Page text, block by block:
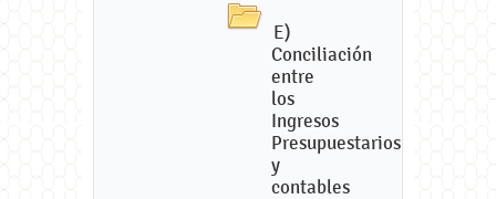
E)
Conciliación
entre
los
Ingresos
Presupuestarios
y
contables